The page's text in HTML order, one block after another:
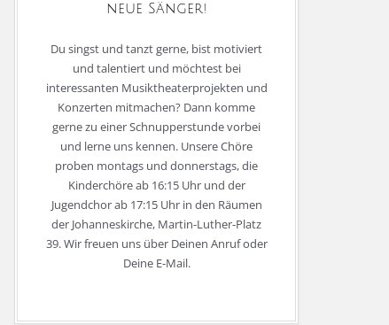
neue Sänger!
Du singst und tanzt gerne, bist motiviert
und talentiert und möchtest bei
interessanten Musiktheaterprojekten und
Konzerten mitmachen? Dann komme
gerne zu einer Schnupperstunde vorbei
und lerne uns kennen. Unsere Chöre
proben montags und donnerstags, die
Kinderchöre ab 16:15 Uhr und der
Jugendchor ab 17:15 Uhr in den Räumen
der Johanneskirche, Martin-Luther-Platz
39. Wir freuen uns über Deinen Anruf oder
Deine E-Mail.